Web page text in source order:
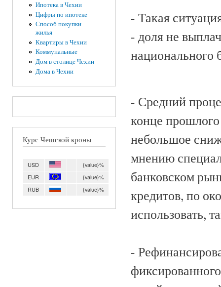
Ипотека в Чехии
Цифры по ипотеке
Способ покупки
жилья
Квартиры в Чехии
Коммунальные
Дом в столице Чехии
Дома в Чехии
Курс Чешской кроны
USD
{value}%
EUR
{value}%
RUB
{value}%
- Такая
- доля не
национального
- Средний
конце
небольшое
мнению
банковском
кредитов, по
использовать,
-